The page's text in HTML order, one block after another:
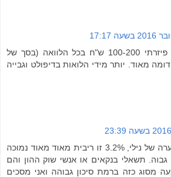
זה לא קריטי, אני פיזרתי 100-200 ש"ח בכל הלוואה (בסך של
דומה מאוד. יותר מידי הלואות בדיפולט וגבייה
ובנוסף לכך וגן להערה של נילי, 3.2% זו ריבית מאוד מאוד נמוכה
תשאלי בנקאים או אנשי שוק ההון והם
מסוג כזה ברמת סיכון גבוהה ואני מסכים